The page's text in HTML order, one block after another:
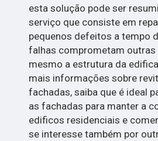
esta solução pode ser
serviço que consiste em
pequenos defeitos a tempo
falhas comprometam outras
mesmo a estrutura da
mais informações sobre
fachadas, saiba que é ideal
as fachadas para manter a
edificos residenciais e
se interesse também por